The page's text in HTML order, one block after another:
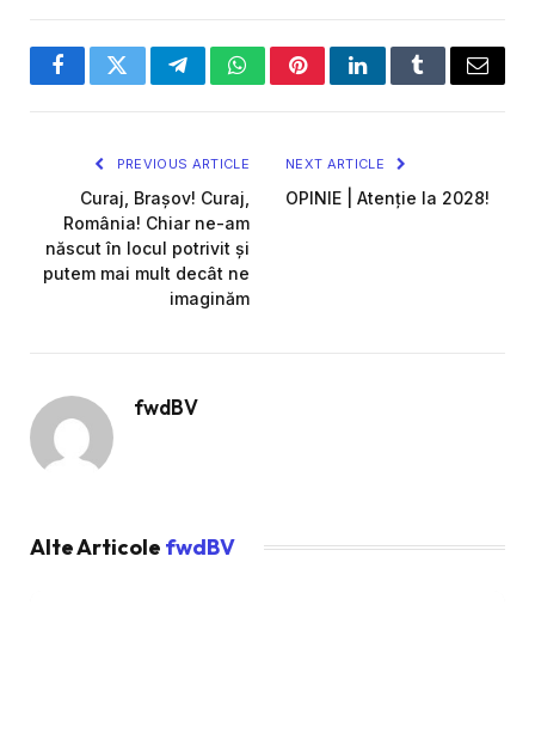
FacebookTwitterTelegramWhatsAppPinterestLinkedInTumblrEmail
PREVIOUS ARTICLE
Curaj, Brașov! Curaj,
România! Chiar ne-am
născut în locul potrivit și
putem mai mult decât ne
imaginăm
NEXT ARTICLE
OPINIE | Atenție la 2028!
fwdBV
Alte Articole fwdBV